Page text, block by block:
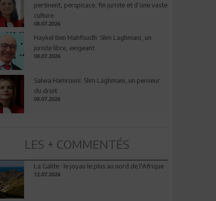
pertinent, perspicace, fin juriste et d’une vaste
culture
08.07.2026
Haykel Ben Mahfoudh: Slim Laghmani, un
juriste libre, exigeant
08.07.2026
Salwa Hamrouni: Slim Laghmani, un penseur
du droit
08.07.2026
LES + COMMENTÉS
La Galite : le joyau le plus au nord de l'Afrique
12.07.2026